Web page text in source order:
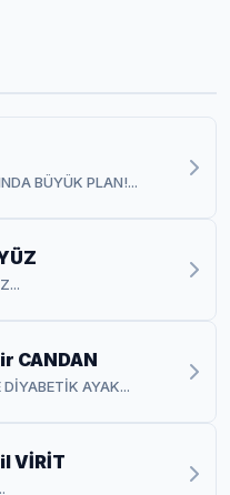
BÜYÜK PLAN!...
CANDAN
AYAK...
VİRİT